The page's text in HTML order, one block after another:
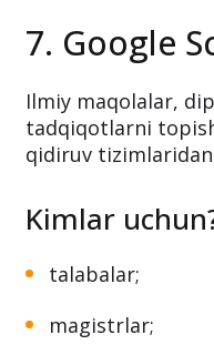
7. Google
Ilmiy maqolalar,
tadqiqotlarni
qidiruv
Kimlar
talabalar;
magistrlar;